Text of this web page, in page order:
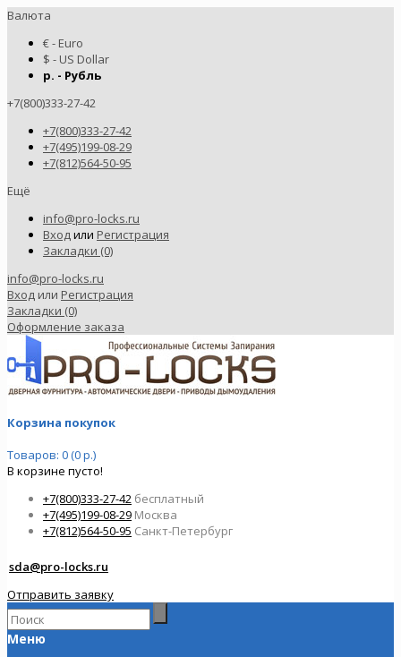
Валюта
€ - Euro
$ - US Dollar
р. - Рубль
+7(800)333-27-42
+7(800)333-27-42
+7(495)199-08-29
+7(812)564-50-95
Ещё
info@pro-locks.ru
Входили Регистрация
Закладки (0)
info@pro-locks.ru
Вход или Регистрация
Закладки (0)
Оформление заказа
Корзина покупок
Товаров: 0 (0 р.)
В корзине пусто!
+7(800)333-27-42 бесплатный
+7(495)199-08-29 Москва
+7(812)564-50-95 Санкт-Петербург
sda@pro-locks.ru
Отправить заявку
Меню